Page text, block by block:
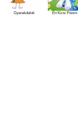
Gyerekdalok Én Kicsi Pónim